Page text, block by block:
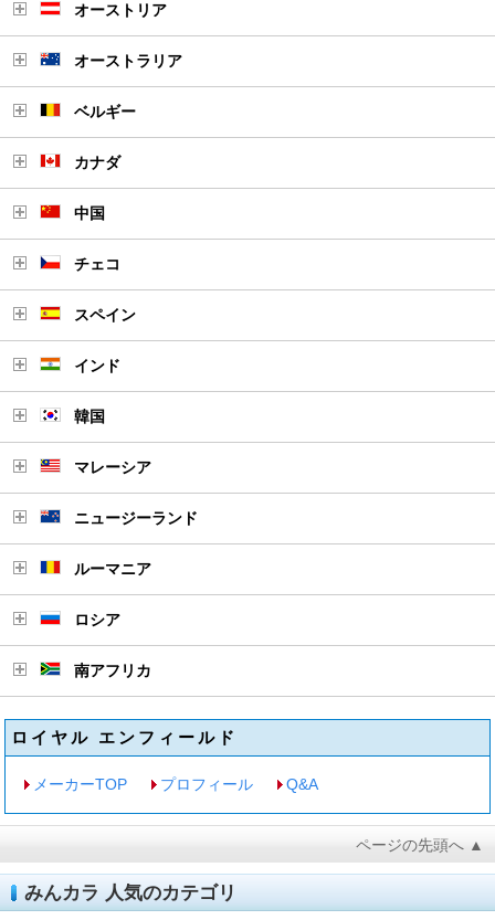
オーストリア
オーストラリア
ベルギー
カナダ
中国
チェコ
スペイン
インド
韓国
マレーシア
ニュージーランド
ルーマニア
ロシア
南アフリカ
ロイヤル エンフィールド
メーカーTOP プロフィール Q&A
ページの先頭へ ▲
みんカラ 人気のカテゴリ